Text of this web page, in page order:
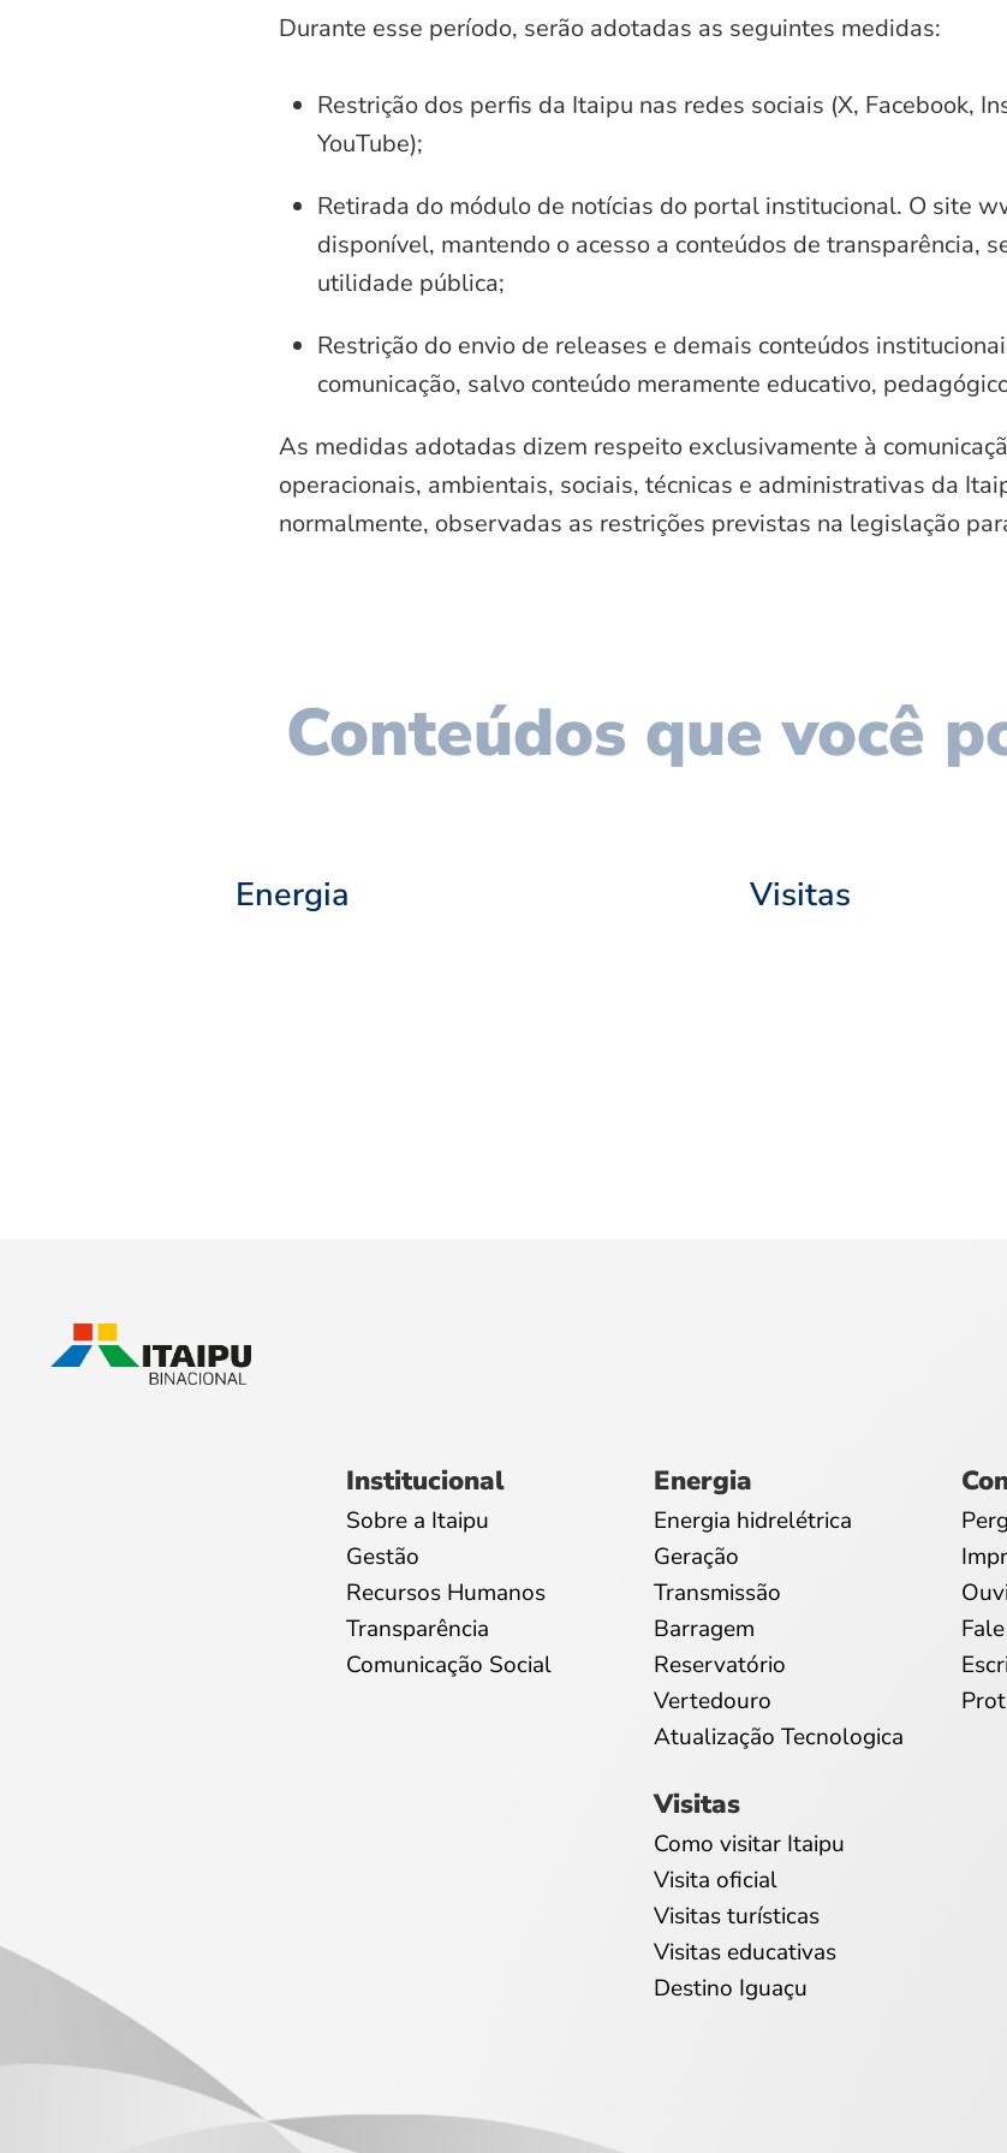
Durante esse período, serão adotadas as seguintes medidas:
Restrição dos perfis da Itaipu nas redes sociais (X, Facebook,
YouTube);
Retirada do módulo de notícias do portal institucional. O site
disponível, mantendo o acesso a conteúdos de transparência,
utilidade pública;
Restrição do envio de releases e demais conteúdos
comunicação, salvo conteúdo meramente educativo,
As medidas adotadas dizem respeito exclusivamente à
operacionais, ambientais, sociais, técnicas e administrativas da
normalmente, observadas as restrições previstas na legislação
Conteúdos que você
Energia Visitas
Institucional
Sobre a Itaipu
Gestão
Recursos Humanos
Transparência
Comunicação Social
Energia
Energia hidrelétrica
Geração
Transmissão
Barragem
Reservatório
Vertedouro
Atualização Tecnologica
Visitas
Como visitar Itaipu
Visita oficial
Visitas turísticas
Visitas educativas
Destino Iguaçu